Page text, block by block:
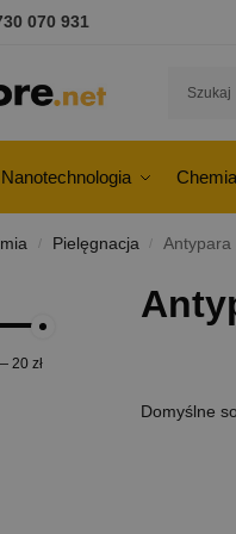
070 931
Nanotechnologia
/ Pielęgnacja / Antypara
20 zł